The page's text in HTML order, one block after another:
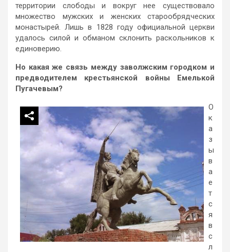
территории слободы и вокруг нее существовало
множество мужских и женских старообрядческих
монастырей. Лишь в 1828 году официальной церкви
удалось силой и обманом склонить раскольников к
единоверию.
Но какая же связь между заволжским городком и
предводителем крестьянской войны Емелькой
Пугачевым?
О
к
а
з
ы
в
а
е
т
с
я
в
с
л